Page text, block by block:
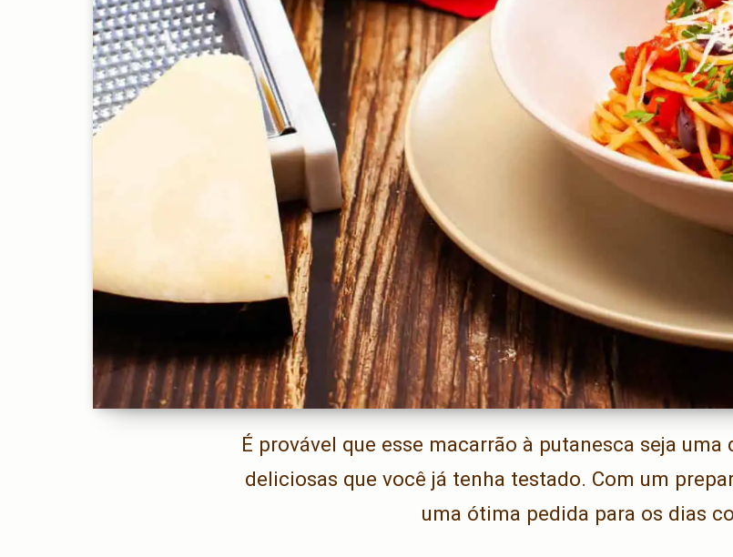
É provável que esse macarrão à putanesca seja
deliciosas que você já tenha testado. Com um
uma ótima pedida para os dias